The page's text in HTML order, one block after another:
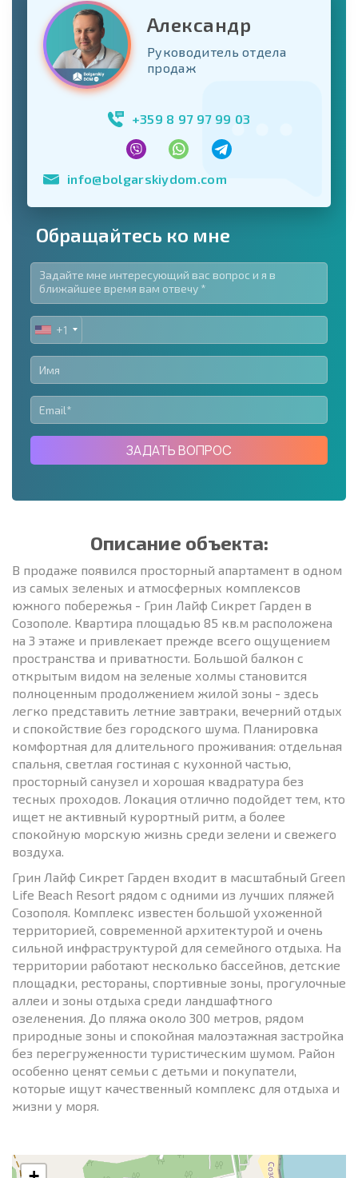
Александр
Руководитель отдела
продаж
+359 8 97 97 99 03
info@bolgarskiydom.com
Обращайтесь ко мне
UNITED
STATES
+1
+1
ЗАДАТЬ ВОПРОС
Описание объекта:
В продаже появился просторный апартамент в одном
из самых зеленых и атмосферных комплексов
южного побережья - Грин Лайф Сикрет Гарден в
Созополе. Квартира площадью 85 кв.м расположена
на 3 этаже и привлекает прежде всего ощущением
пространства и приватности. Большой балкон с
открытым видом на зеленые холмы становится
полноценным продолжением жилой зоны - здесь
легко представить летние завтраки, вечерний отдых
и спокойствие без городского шума. Планировка
комфортная для длительного проживания: отдельная
спальня, светлая гостиная с кухонной частью,
просторный санузел и хорошая квадратура без
тесных проходов. Локация отлично подойдет тем, кто
ищет не активный курортный ритм, а более
спокойную морскую жизнь среди зелени и свежего
воздуха.
Грин Лайф Сикрет Гарден входит в масштабный Green
Life Beach Resort рядом с одними из лучших пляжей
Созополя. Комплекс известен большой ухоженной
территорией, современной архитектурой и очень
сильной инфраструктурой для семейного отдыха. На
территории работают несколько бассейнов, детские
площадки, рестораны, спортивные зоны, прогулочные
аллеи и зоны отдыха среди ландшафтного
озеленения. До пляжа около 300 метров, рядом
природные зоны и спокойная малоэтажная застройка
без перегруженности туристическим шумом. Район
особенно ценят семьи с детьми и покупатели,
которые ищут качественный комплекс для отдыха и
жизни у моря.